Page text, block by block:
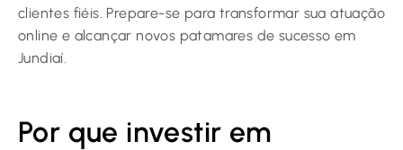
clientes fiéis. Prepare-se para transformar sua atuação
online e alcançar novos patamares de sucesso em
Jundiaí.
Por que investir em